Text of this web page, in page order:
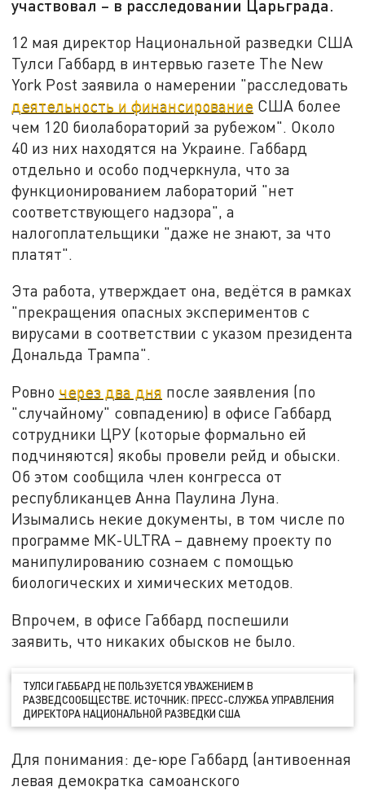
участвовал – в расследовании Царьграда.
12 мая директор Национальной разведки США
Тулси Габбард в интервью газете The New
York Post заявила о намерении "расследовать
деятельность и финансирование США более
чем 120 биолабораторий за рубежом". Около
40 из них находятся на Украине. Габбард
отдельно и особо подчеркнула, что за
функционированием лабораторий "нет
соответствующего надзора", а
налогоплательщики "даже не знают, за что
платят".
Эта работа, утверждает она, ведётся в рамках
"прекращения опасных экспериментов с
вирусами в соответствии с указом президента
Дональда Трампа".
Ровно через два дня после заявления (по
"случайному" совпадению) в офисе Габбард
сотрудники ЦРУ (которые формально ей
подчиняются) якобы провели рейд и обыски.
Об этом сообщила член конгресса от
республиканцев Анна Паулина Луна.
Изымались некие документы, в том числе по
программе МК-ULTRA – давнему проекту по
манипулированию сознаем с помощью
биологических и химических методов.
Впрочем, в офисе Габбард поспешили
заявить, что никаких обысков не было.
ТУЛСИ ГАББАРД НЕ ПОЛЬЗУЕТСЯ УВАЖЕНИЕМ В
РАЗВЕДСООБЩЕСТВЕ. ИСТОЧНИК: ПРЕСС-СЛУЖБА УПРАВЛЕНИЯ
ДИРЕКТОРА НАЦИОНАЛЬНОЙ РАЗВЕДКИ США
Для понимания: де-юре Габбард (антивоенная
левая демократка самоанского